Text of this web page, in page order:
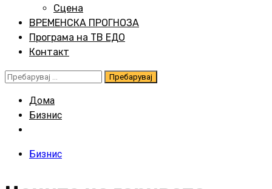
Сцена
ВРЕМЕНСКА ПРОГНОЗА
Програма на ТВ ЕДО
Контакт
Пребарувај
Дома
Бизнис
Бизнис